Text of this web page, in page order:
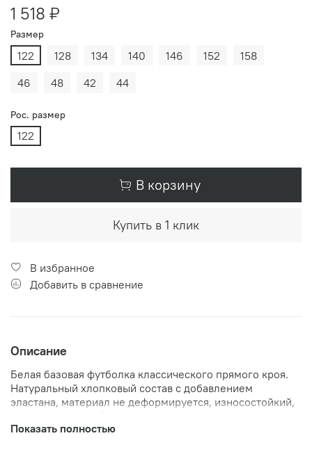
1 518 ₽
Размер
122 128 134 140 146 152
158
46
48 42 44
Рос. размер
122
В корзину
Купить в 1 клик
В избранное
Добавить в сравнение
Описание
Белая базовая футболка классического прямого кроя.
Натуральный хлопковый состав с добавлением
эластана, материал не деформируется, износостойкий,
коже дышать. Футболка детская хлопковая с коротким
Показать полностью